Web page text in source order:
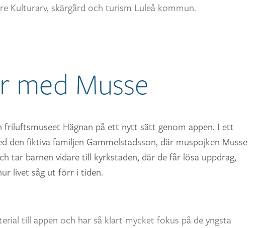
Kulturarv, skärgård och turism Luleå kommun.
med Musse
friluftsmuseet Hägnan på ett nytt sätt genom appen. I ett
den fiktiva familjen Gammelstadsson, där muspojken Musse
tar barnen vidare till kyrkstaden, där de får lösa uppdrag,
livet såg ut förr i tiden.
till appen och har så klart mycket fokus på de yngsta